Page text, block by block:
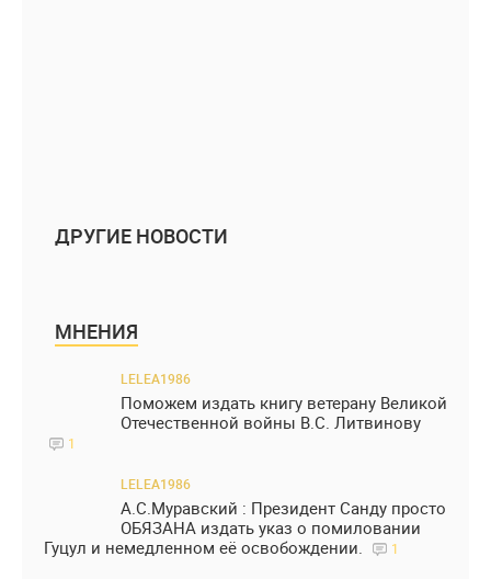
ДРУГИЕ НОВОСТИ
МНЕНИЯ
LELEA1986
Поможем издать книгу ветерану Великой
Отечественной войны В.С. Литвинову
1
LELEA1986
А.С.Муравский : Президент Санду просто
ОБЯЗАНА издать указ о помиловании
Гуцул и немедленном её освобождении.
1